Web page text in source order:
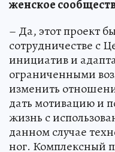
женское
– Да, этот проект
сотрудничестве с
инициатив и
ограниченными
изменить
дать мотивацию и
жизнь с
данном случае
ног. Комплексный